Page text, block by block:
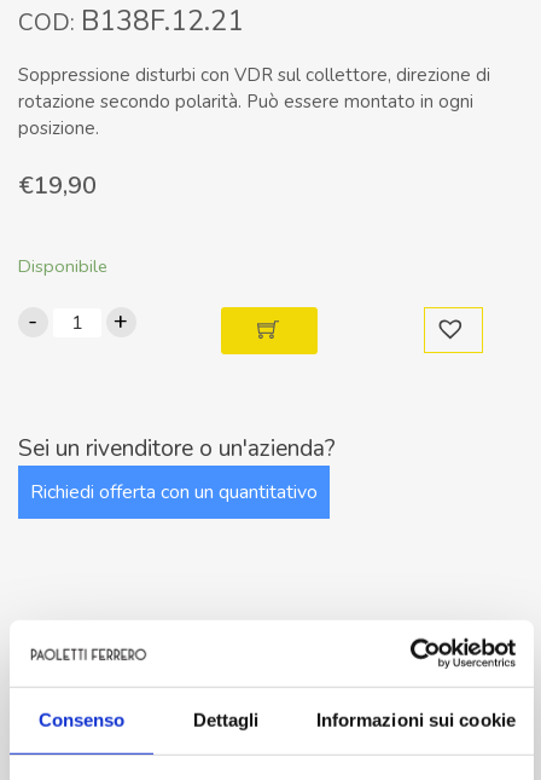
Consenso Dettagli Informazioni sui cookie
COD: B138F.12.21
Soppressione disturbi con VDR sul collettore, direzione di
rotazione secondo polarità. Può essere montato in ogni
posizione.
€19,90
Disponibile
-
B138F.12.21
quantità
+
Sei un rivenditore o un'azienda?
Richiedi offerta con un quantitativo
Descrizione